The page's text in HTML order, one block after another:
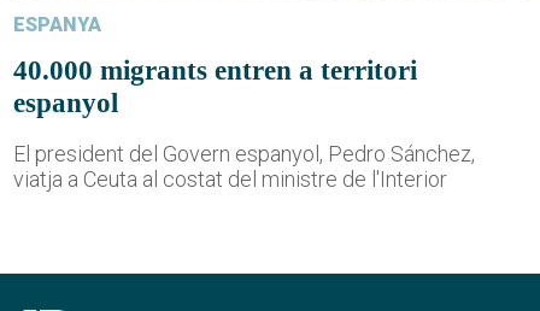
ESPANYA
40.000 migrants entren a territori
espanyol
El president del Govern espanyol, Pedro Sánchez,
viatja a Ceuta al costat del ministre de l'Interior